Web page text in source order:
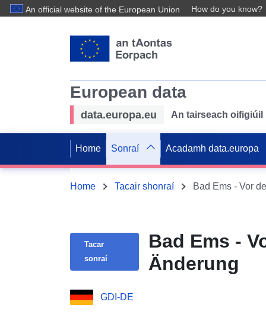
An official website of the European Union How do you know?
European data
data.europa.eu An tairseach
Home Sonraí Acadamh data.europa
Home Tacair shonraí Bad Ems - Vor
Tacar
sonraí
Bad Ems -
Änderung
GDI-DE